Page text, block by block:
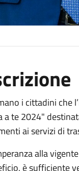
i cittadini che
a te 2024"
ai servizi di
alla
è sufficiente